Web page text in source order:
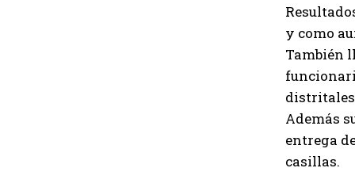
y como
También
distritales
Además
entrega
casillas.